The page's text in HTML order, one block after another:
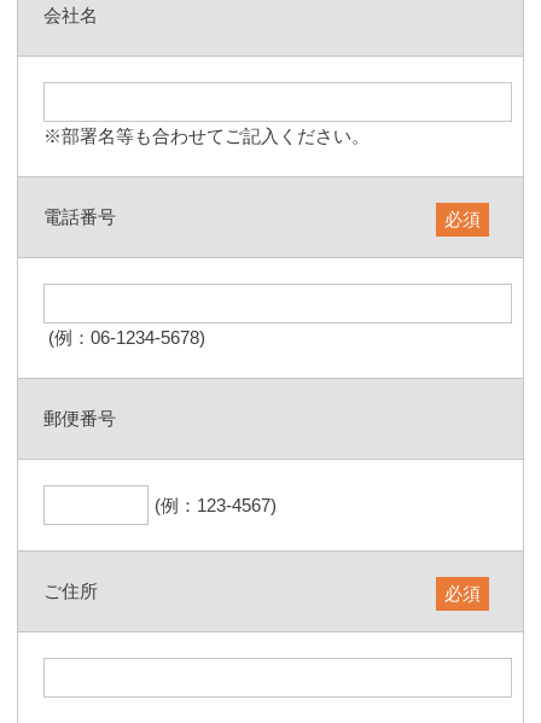
会社名
※部署名等も合わせてご記入ください。
必須
電話番号
(例：06-1234-5678)
郵便番号
(例：123-4567)
必須
ご住所